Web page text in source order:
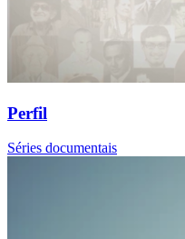
Perfil
Séries documentais